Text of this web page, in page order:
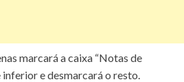
marcará a caixa “Notas de
e desmarcará o resto.